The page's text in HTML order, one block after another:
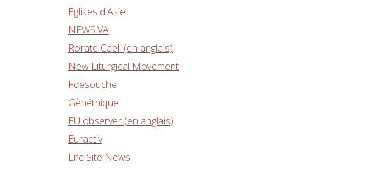
Eglises d'Asie
NEWS.VA
Rorate Caeli (en anglais)
New Liturgical Movement
Fdesouche
Gènéthique
EU observer (en anglais)
Euractiv
Life Site News